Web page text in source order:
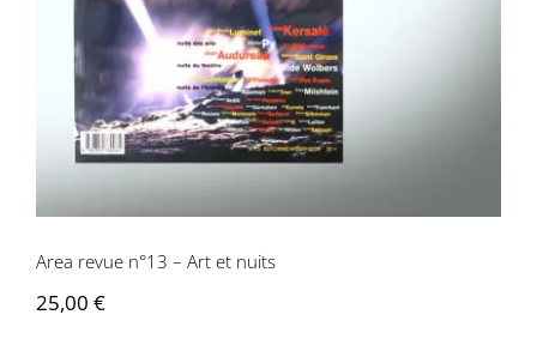
Area revue n°13 – Art et nuits
25,00 €